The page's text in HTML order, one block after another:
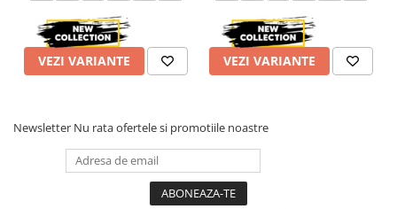
VEZI VARIANTE VEZI VARIANTE
Newsletter Nu rata ofertele si promotiile noastre